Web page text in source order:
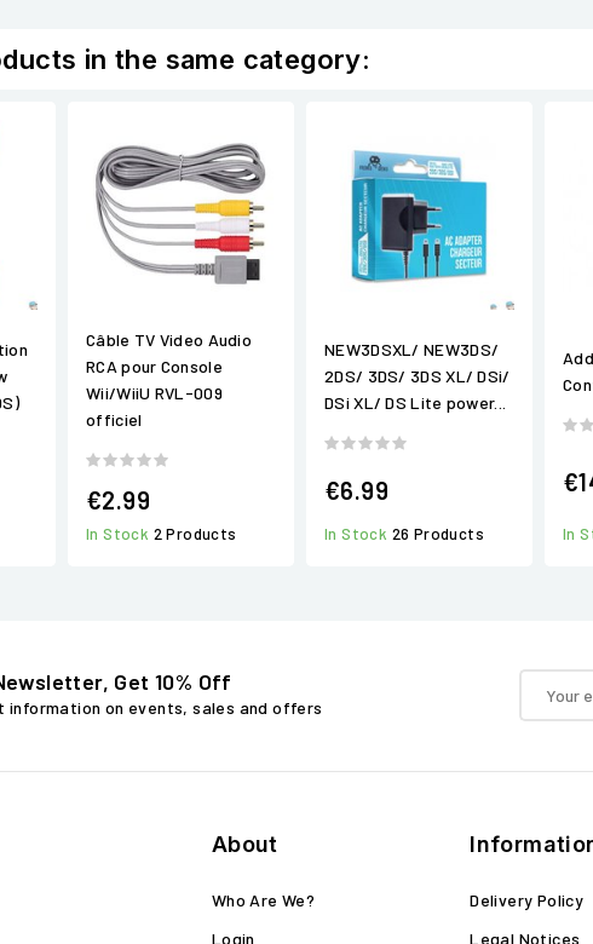
in the same category:
Câble TV Video Audio
RCA pour Console
Wii/WiiU RVL-009
officiel
€2.99
In Stock 2 Products
NEW3DSXL/ NEW3DS/
2DS/ 3DS/ 3DS XL/ DSi/
DSi XL/ DS Lite power...
€6.99
In Stock 26 Products In
Get 10% Off
information on events, sales and offers
About
Who Are We?
Login
Delivery Policy
Legal Notices